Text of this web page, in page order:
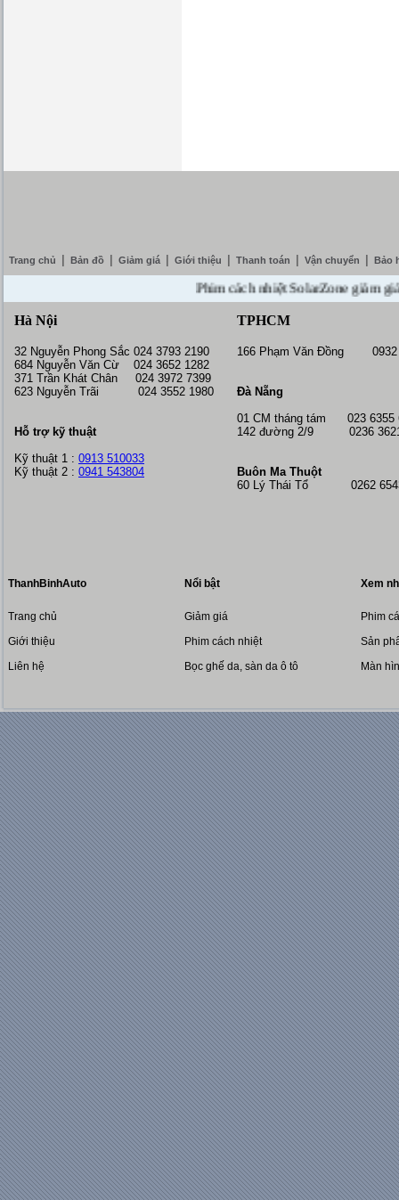
Trang chủ Bản đồ Giảm giá Giới thiệu Thanh toán Vận chuyển Bảo
Phim cách nhiệt SolarZone giảm giá
Hà Nội
32 Nguyễn Phong Sắc 024 3793 2190
684 Nguyễn Văn Cừ 024 3652 1282
371 Trần Khát Chân 024 3972 7399
623 Nguyễn Trãi 024 3552 1980
Hỗ trợ kỹ thuật
Kỹ thuật 1 : 0913 510033
Kỹ thuật 2 : 0941 543804
TPHCM
166 Phạm Văn Đồng 0932
Đà Nẵng
01 CM tháng tám 023 6355
142 đường 2/9 0236
Buôn Ma Thuột
60 Lý Thái Tổ 0262
ThanhBinhAuto
Trang chủ
Giới thiệu
Liên hệ
Nổi bật
Giảm giá
Phim cách nhiệt
Bọc ghế da, sàn da ô tô
Xem
Phim
Sản
Màn